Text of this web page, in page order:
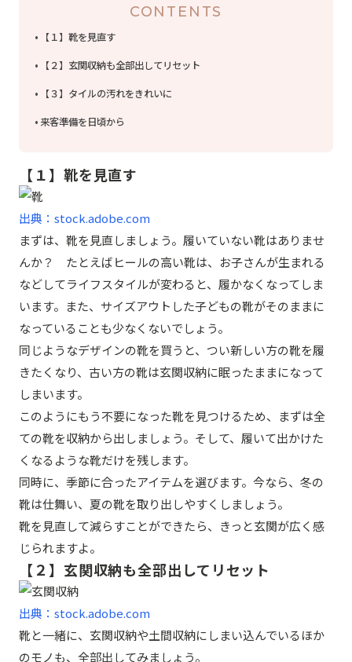
CONTENTS
【１】靴を見直す
【２】玄関収納も全部出してリセット
【３】タイルの汚れをきれいに
来客準備を日頃から
【１】靴を見直す
出典：stock.adobe.com
まずは、靴を見直しましょう。履いていない靴はありませ
んか？ たとえばヒールの高い靴は、お子さんが生まれる
などしてライフスタイルが変わると、履かなくなってしま
います。また、サイズアウトした子どもの靴がそのままに
なっていることも少なくないでしょう。
同じようなデザインの靴を買うと、つい新しい方の靴を履
きたくなり、古い方の靴は玄関収納に眠ったままになって
しまいます。
このようにもう不要になった靴を見つけるため、まずは全
ての靴を収納から出しましょう。そして、履いて出かけた
くなるような靴だけを残します。
同時に、季節に合ったアイテムを選びます。今なら、冬の
靴は仕舞い、夏の靴を取り出しやすくしましょう。
靴を見直して減らすことができたら、きっと玄関が広く感
じられますよ。
【２】玄関収納も全部出してリセット
出典：stock.adobe.com
靴と一緒に、玄関収納や土間収納にしまい込んでいるほか
のモノも、全部出してみましょう。